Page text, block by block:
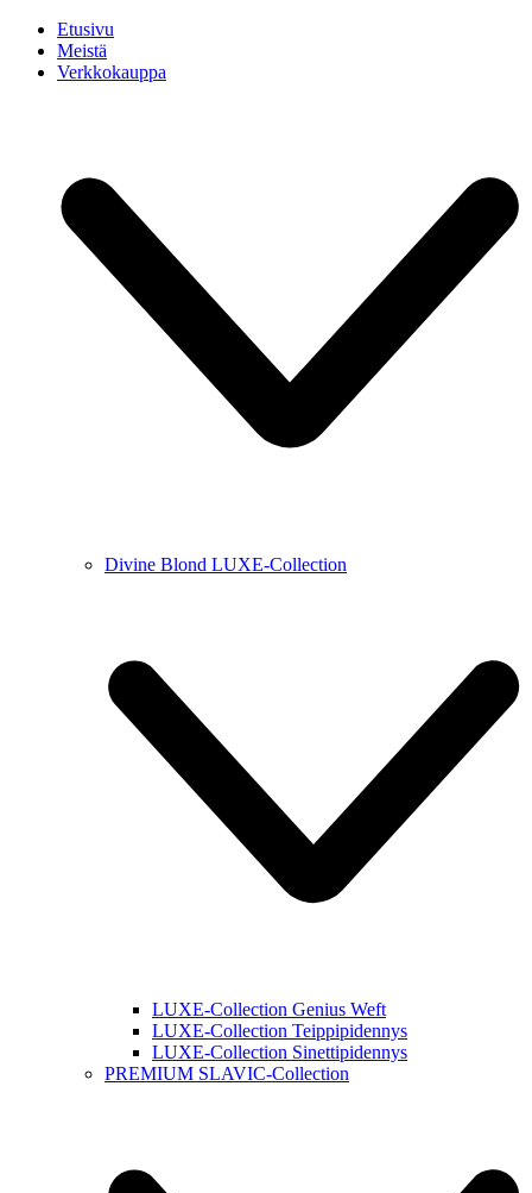
Etusivu
Meistä
Verkkokauppa
Divine Blond LUXE-Collection
LUXE-Collection Genius Weft
LUXE-Collection Teippipidennys
LUXE-Collection Sinettipidennys
PREMIUM SLAVIC-Collection